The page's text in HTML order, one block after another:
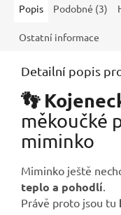
Popis Podobné (3)
Ostatní informace
Detailní popis
👣
měkoučké
miminko
Miminko ještě
teplo a pohodlí
Právě proto jsou tu